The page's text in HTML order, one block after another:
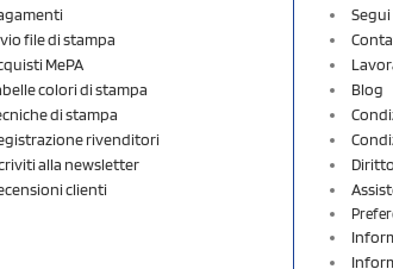
file di stampa
MePA
colori di stampa
di stampa
rivenditori
alla newsletter
clienti
Blog